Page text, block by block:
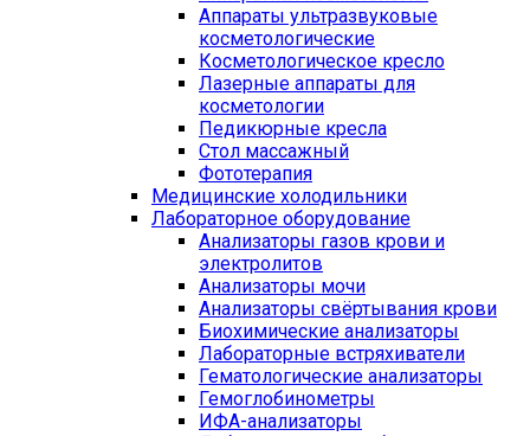
Аппараты ультразвуковые
косметологические
Косметологическое кресло
Лазерные аппараты для
косметологии
Педикюрные кресла
Стол массажный
Фототерапия
Медицинские холодильники
Лабораторное оборудование
Анализаторы газов крови и
электролитов
Анализаторы мочи
Анализаторы свёртывания крови
Биохимические анализаторы
Лабораторные встряхиватели
Гематологические анализаторы
Гемоглобинометры
ИФА-анализаторы